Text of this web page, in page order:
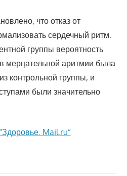
что отказ от
сердечный ритм.
группы вероятность
мерцательной аритмии была
контрольной группы, и
были значительно
Mail.ru”